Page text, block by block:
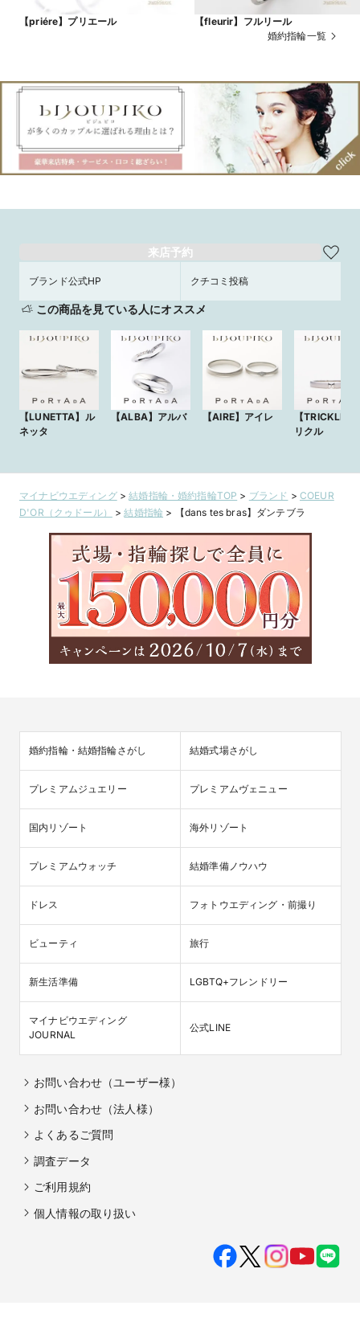
【priére】プリエール
【fleurir】フルリール
婚約指輪一覧
来店予約
ブランド公式HP クチコミ投稿
この商品を見ている人にオススメ
【LUNETTA】ル
ネッタ
【ALBA】アルバ 【AIRE】アイレ
【TRICKLE】
リクル
マイナビウエディング>結婚指輪・婚約指輪TOP > ブランド > COEUR
D'OR（クゥドール）
>結婚指輪 > 【dans tes bras】ダンテブラ
婚約指輪・結婚指輪さがし 結婚式場さがし
プレミアムジュエリー プレミアムヴェニュー
国内リゾート 海外リゾート
プレミアムウォッチ 結婚準備ノウハウ
ドレス フォトウエディング・前撮り
ビューティ 旅行
新生活準備 LGBTQ+フレンドリー
マイナビウエディング
JOURNAL
公式LINE
お問い合わせ（ユーザー様）
お問い合わせ（法人様）
よくあるご質問
調査データ
ご利用規約
個人情報の取り扱い